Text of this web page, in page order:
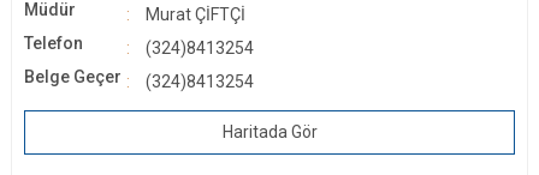
Gülnar
Müdür
Murat ÇİFTÇİ
Telefon
(324)8413254
Belge Geçer
(324)8413254
Haritada Gör